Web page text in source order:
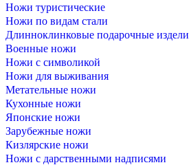
Ножи туристические
Ножи по видам стали
Длинноклинковые подарочные
Военные ножи
Ножи с символикой
Ножи для выживания
Метательные ножи
Кухонные ножи
Японские ножи
Зарубежные ножи
Кизлярские ножи
Ножи с дарственными надписями